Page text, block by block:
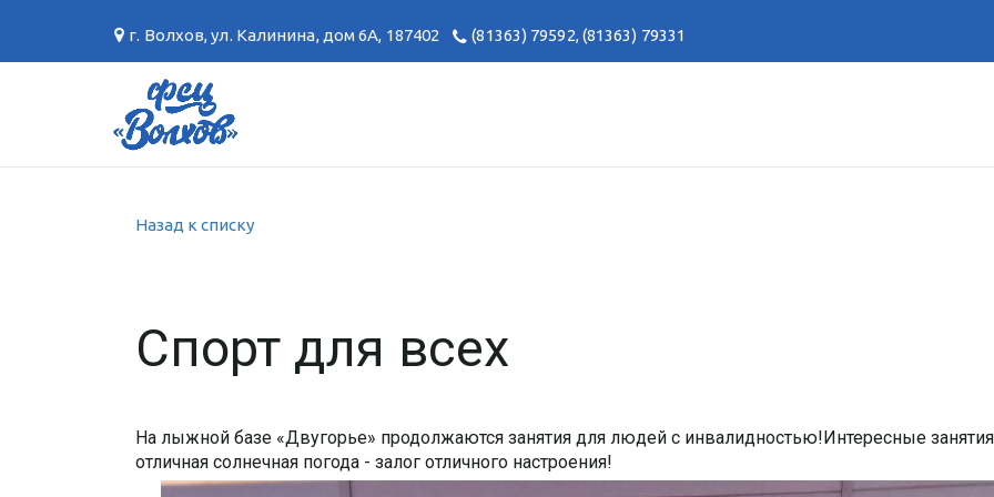
г. Волхов,ул. Калинина, дом 6А, 187402 (81363) 79592,(81363) 79331
Назад к списку
Спорт для всех
На лыжной базе «Двугорье» продолжаются занятия для людей с инвалидностью!Интересные
отличная солнечная погода - залог отличного настроения!